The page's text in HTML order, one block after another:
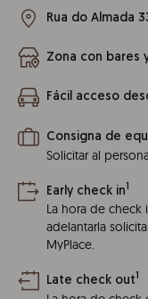
Rua do Almada
Zona con bares
Fácil acceso
Consigna de
Solicitar al
Early check in1
La hora de check
adelantarla
MyPlace.
Late check out1